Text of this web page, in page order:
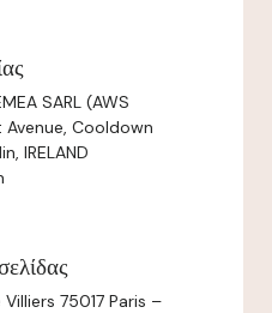
SARL (AWS
Cooldown
IRELAND
75017 Paris –